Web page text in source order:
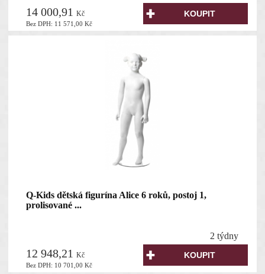
Bez DPH: 11 571,00Kč
14 000,91Kč
Q-Kids dětská figurína Alice 6 roků, postoj 1,
prolisované ...
2 týdny
Bez DPH: 10 701,00Kč
12 948,21Kč